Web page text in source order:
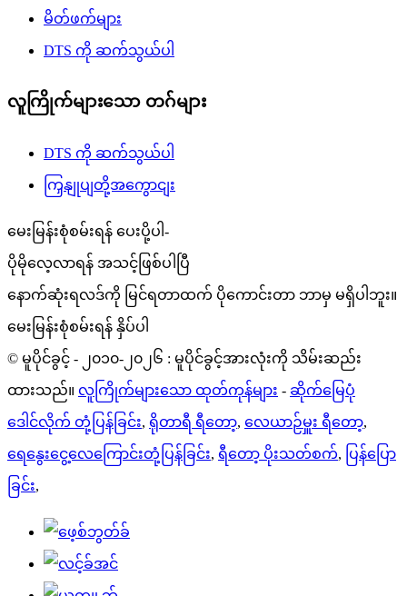
မိတ်ဖက်များ
DTS ကို ဆက်သွယ်ပါ
လူကြိုက်များသော တဂ်များ
DTS ကို ဆက်သွယ်ပါ
ကြှနျုပျတို့အကွောငျး
မေးမြန်းစုံစမ်းရန် ပေးပို့ပါ-
ပိုမိုလေ့လာရန် အသင့်ဖြစ်ပါပြီ
နောက်ဆုံးရလဒ်ကို မြင်ရတာထက် ပိုကောင်းတာ ဘာမှ မရှိပါဘူး။
မေးမြန်းစုံစမ်းရန် နှိပ်ပါ
© မူပိုင်ခွင့် - ၂၀၁၀-၂၀၂၆ : မူပိုင်ခွင့်အားလုံးကို သိမ်းဆည်း
ထားသည်။ လူကြိုက်များသော ထုတ်ကုန်များ - ဆိုက်မြေပုံ
ဒေါင်လိုက် တုံ့ပြန်ခြင်း, ရိုတာရီ ရီတော့, လေယာဉ်မှူး ရီတော့,
ရေနွေးငွေ့လေကြောင်းတုံ့ပြန်ခြင်း, ရီတော့ ပိုးသတ်စက်, ပြန်ပြော
ခြင်း,